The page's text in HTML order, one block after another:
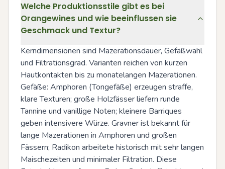
Welche Produktionsstile gibt es bei
Orangewines und wie beeinflussen sie
Geschmack und Textur?
Kerndimensionen sind Mazerationsdauer, Gefäßwahl
und Filtrationsgrad. Varianten reichen von kurzen
Hautkontakten bis zu monatelangen Mazerationen.
Gefäße: Amphoren (Tongefäße) erzeugen straffe,
klare Texturen; große Holzfässer liefern runde
Tannine und vanillige Noten; kleinere Barriques
geben intensivere Würze. Gravner ist bekannt für
lange Mazerationen in Amphoren und großen
Fässern; Radikon arbeitete historisch mit sehr langen
Maischezeiten und minimaler Filtration. Diese